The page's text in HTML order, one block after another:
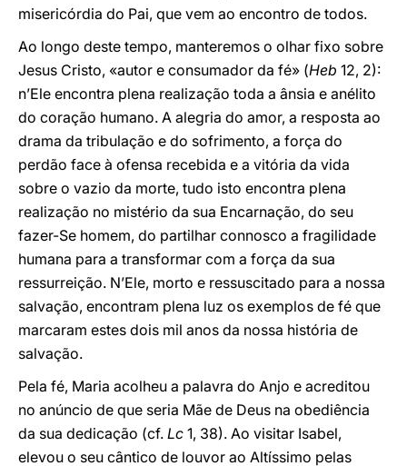
misericórdia do Pai, que vem ao encontro de todos.
Ao longo deste tempo, manteremos o olhar fixo sobre
Jesus Cristo, «autor e consumador da fé» (Heb 12, 2):
n’Ele encontra plena realização toda a ânsia e anélito
do coração humano. A alegria do amor, a resposta ao
drama da tribulação e do sofrimento, a força do
perdão face à ofensa recebida e a vitória da vida
sobre o vazio da morte, tudo isto encontra plena
realização no mistério da sua Encarnação, do seu
fazer-Se homem, do partilhar connosco a fragilidade
humana para a transformar com a força da sua
ressurreição. N’Ele, morto e ressuscitado para a nossa
salvação, encontram plena luz os exemplos de fé que
marcaram estes dois mil anos da nossa história de
salvação.
Pela fé, Maria acolheu a palavra do Anjo e acreditou
no anúncio de que seria Mãe de Deus na obediência
da sua dedicação (cf. Lc 1, 38). Ao visitar Isabel,
elevou o seu cântico de louvor ao Altíssimo pelas